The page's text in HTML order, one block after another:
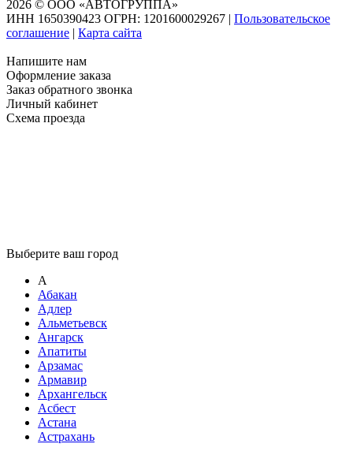
2026 © ООО «АВТОГРУППА»
ИНН 1650390423 ОГРН: 1201600029267 | Пользовательское
соглашение | Карта сайта
Напишите нам
Оформление заказа
Заказ обратного звонка
Личный кабинет
Схема проезда
Выберите ваш город
А
Абакан
Адлер
Альметьевск
Ангарск
Апатиты
Арзамас
Армавир
Архангельск
Асбест
Астана
Астрахань